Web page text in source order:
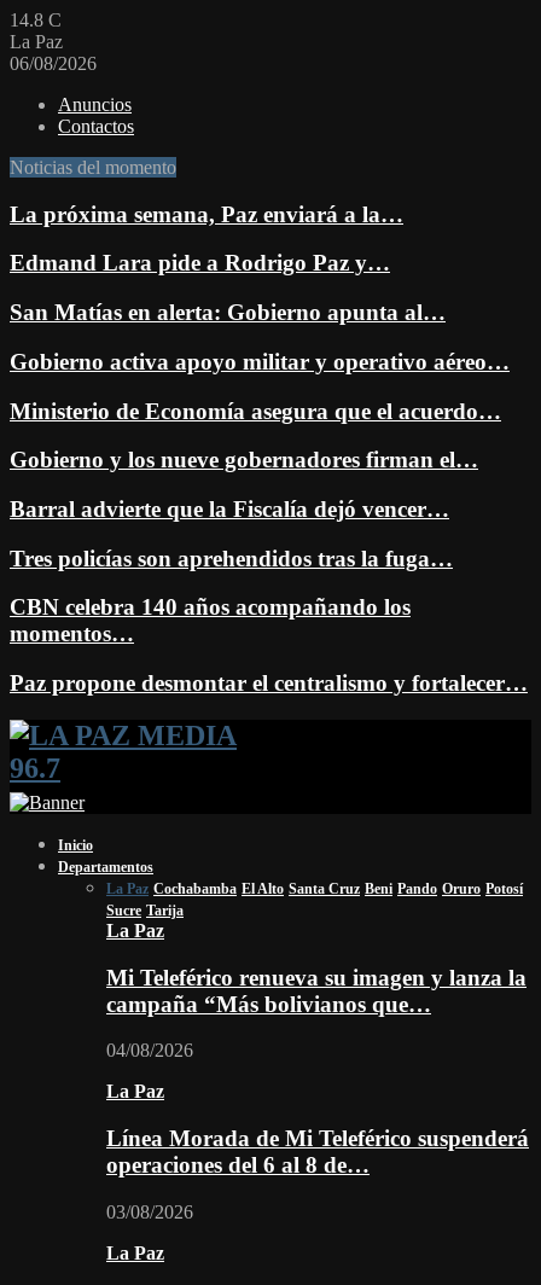
14.8 C
La Paz
06/08/2026
Anuncios
Contactos
Noticias del momento
La próxima semana, Paz enviará a la…
Edmand Lara pide a Rodrigo Paz y…
San Matías en alerta: Gobierno apunta al…
Gobierno activa apoyo militar y operativo aéreo…
Ministerio de Economía asegura que el acuerdo…
Gobierno y los nueve gobernadores firman el…
Barral advierte que la Fiscalía dejó vencer…
Tres policías son aprehendidos tras la fuga…
CBN celebra 140 años acompañando los
momentos…
Paz propone desmontar el centralismo y fortalecer…
Facebook
Twitter
Instagram
Youtube
Email
Twitch
Whatsapp
Inicio
Departamentos
La Paz Cochabamba El Alto Santa Cruz Beni Pando Oruro Potosí
Sucre Tarija
La Paz
Mi Teleférico renueva su imagen y lanza la
campaña “Más bolivianos que…
04/08/2026
La Paz
Línea Morada de Mi Teleférico suspenderá
operaciones del 6 al 8 de…
03/08/2026
La Paz